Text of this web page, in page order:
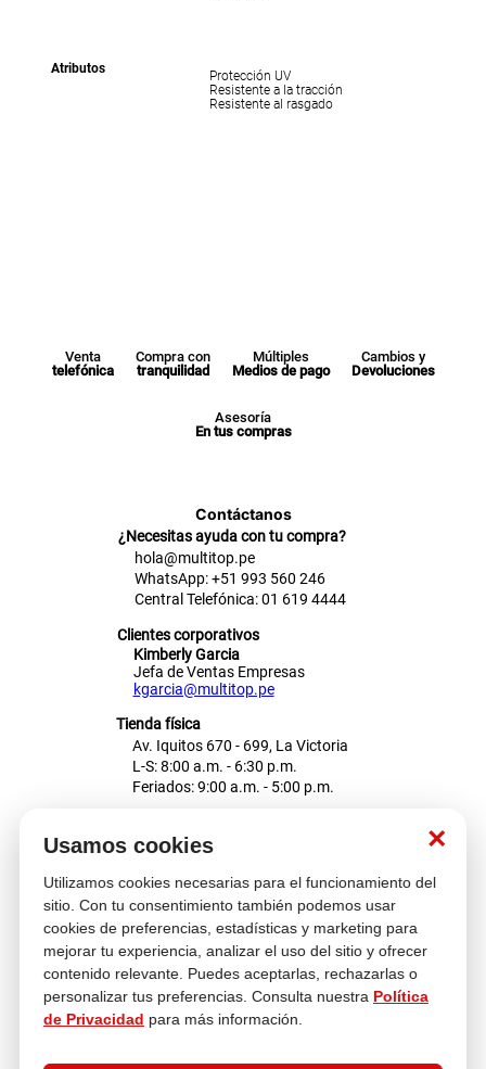
×
Usamos cookies
Utilizamos cookies necesarias para el funcionamiento del
sitio. Con tu consentimiento también podemos usar
cookies de preferencias, estadísticas y marketing para
mejorar tu experiencia, analizar el uso del sitio y ofrecer
contenido relevante. Puedes aceptarlas, rechazarlas o
personalizar tus preferencias. Consulta nuestra Política
de Privacidad para más información.
Atributos
Protección UV
Resistente a la tracción
Resistente al rasgado
Venta
telefónica
Compra con
tranquilidad
Múltiples
Medios de pago
Cambios y
Devoluciones
Asesoría
En tus compras
Contáctanos
¿Necesitas ayuda con tu compra?
hola@multitop.pe
WhatsApp: +51 993 560 246
Central Telefónica: 01 619 4444
Clientes corporativos
Kimberly Garcia
Jefa de Ventas Empresas
kgarcia@multitop.pe
Tienda física
Av. Iquitos 670 - 699, La Victoria
L-S: 8:00 a.m. - 6:30 p.m.
Feriados: 9:00 a.m. - 5:00 p.m.
Atención al cliente
Descubre más